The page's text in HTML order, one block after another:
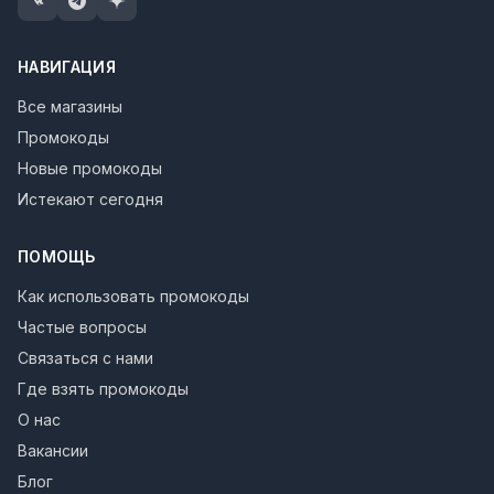
НАВИГАЦИЯ
Все магазины
Промокоды
Новые промокоды
Истекают сегодня
ПОМОЩЬ
Как использовать промокоды
Частые вопросы
Связаться с нами
Где взять промокоды
О нас
Вакансии
Блог